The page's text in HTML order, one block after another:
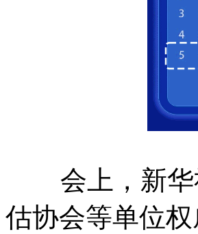
会上，新华
估协会等单位